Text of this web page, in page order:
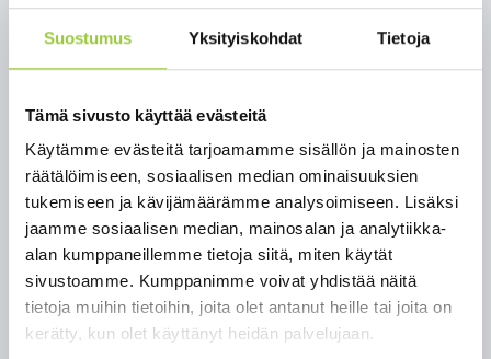
Suostumus Yksityiskohdat Tietoja
Tämä sivusto käyttää evästeitä
Käytämme evästeitä tarjoamamme sisällön ja mainosten
räätälöimiseen, sosiaalisen median ominaisuuksien
tukemiseen ja kävijämäärämme analysoimiseen. Lisäksi
jaamme sosiaalisen median, mainosalan ja analytiikka-
alan kumppaneillemme tietoja siitä, miten käytät
sivustoamme. Kumppanimme voivat yhdistää näitä
tietoja muihin tietoihin, joita olet antanut heille tai joita on
kerätty, kun olet käyttänyt heidän palvelujaan.
Eläkeliiton Paltamon yhdistyksen lauluryhmän
kuoroesitys sekä Paltamo-Seuran suorittama
Norssi-isännän tai -emännän julistaminen. Torin ja
lisäksi muun muassa yhdistysten ja yritysten
esittelypisteitä, ajoneuvoharrastajien
kalustoesittelyä sekä golfopastusta.
Ohjelmallisen osuuden huipentaa kello 13 alkava
Kari Vepsän ja Onnenmaa -orkesterin konsertti.
Kari Vepsä tunnetaan pitkästä urastaan
iskelmämusiikin parissa, ja esimerkiksi Syksyn
sävelen voitosta vuonna 1996 kappaleellaan
”Onnenmaa”. Syksyn Sävel -hitin mukaan nimetyn